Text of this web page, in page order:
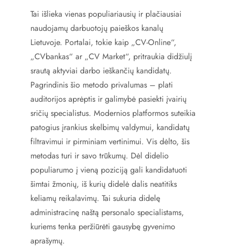
Tai išlieka vienas populiariausių ir plačiausiai
naudojamų darbuotojų paieškos kanalų
Lietuvoje. Portalai, tokie kaip „CV-Online“,
„CVbankas“ ar „CV Market“, pritraukia didžiulį
srautą aktyviai darbo ieškančių kandidatų.
Pagrindinis šio metodo privalumas – plati
auditorijos aprėptis ir galimybė pasiekti įvairių
sričių specialistus. Modernios platformos suteikia
patogius įrankius skelbimų valdymui, kandidatų
filtravimui ir pirminiam vertinimui. Vis dėlto, šis
metodas turi ir savo trūkumų. Dėl didelio
populiarumo į vieną poziciją gali kandidatuoti
šimtai žmonių, iš kurių didelė dalis neatitiks
keliamų reikalavimų. Tai sukuria didelę
administracinę naštą personalo specialistams,
kuriems tenka peržiūrėti gausybę gyvenimo
aprašymų.